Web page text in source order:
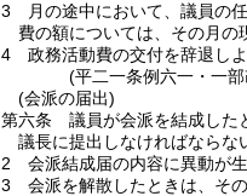
3
月の途中において、議員の
費の額については、その月の
4
政務活動費の交付を辞退し
(平二一条例六一・一
(会派の届出)
第六条
議員が会派を結成した
議長に提出しなければならな
2
会派結成届の内容に異動が
3
会派を解散したときは、そ